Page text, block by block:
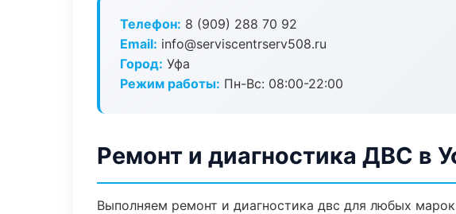
Телефон: 8 (909) 288 70 92
Email: info@serviscentrserv508.ru
Город: Уфа
Режим работы: Пн-Вс: 08:00-22:00
Ремонт и диагностика ДВС в
Выполняем ремонт и диагностика двс для любых